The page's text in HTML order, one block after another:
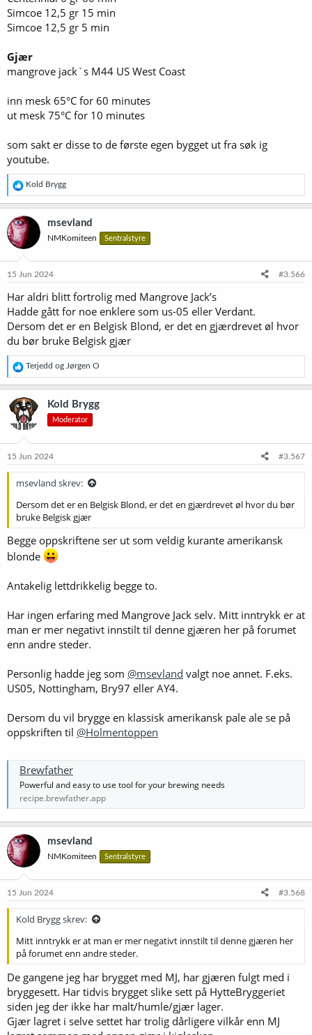
Simcoe 12,5 gr 15 min
Simcoe 12,5 gr 5 min
Gjær
mangrove jack`s M44 US West Coast
inn mesk 65°C for 60 minutes
ut mesk 75°C for 10 minutes
som sakt er disse to de første egen bygget ut fra søk ig
youtube.
R
e
a
k
s
j
o
e
Kold Brygg
msevland
NMKomiteen Sentralstyre
15 Jun 2024 #3.566
Har aldri blitt fortrolig med Mangrove Jack’s
Hadde gått for noe enklere som us-05 eller Verdant.
Dersom det er en Belgisk Blond, er det en gjærdrevet øl hvor
du bør bruke Belgisk gjær
R
e
a
k
s
j
o
e
Terjedd og Jørgen O
Kold Brygg
Moderator
15 Jun 2024 #3.567
msevland skrev:
Dersom det er en Belgisk Blond, er det en gjærdrevet øl hvor du bør
bruke Belgisk gjær
Begge oppskriftene ser ut som veldig kurante amerikansk
blonde
Antakelig lettdrikkelig begge to.
Har ingen erfaring med Mangrove Jack selv. Mitt inntrykk er at
man er mer negativt innstilt til denne gjæren her på forumet
enn andre steder.
Personlig hadde jeg som @msevland valgt noe annet. F.eks.
US05, Nottingham, Bry97 eller AY4.
Dersom du vil brygge en klassisk amerikansk pale ale se på
oppskriften til @Holmentoppen
Brewfather
Powerful and easy to use tool for your brewing needs
recipe.brewfather.app
msevland
NMKomiteen Sentralstyre
15 Jun 2024 #3.568
Kold Brygg skrev:
Mitt inntrykk er at man er mer negativt innstilt til denne gjæren her
på forumet enn andre steder.
De gangene jeg har brygget med MJ, har gjæren fulgt med i
bryggesett. Har tidvis brygget slike sett på HytteBryggeriet
siden jeg der ikke har malt/humle/gjær lager.
Gjær lagret i selve settet har trolig dårligere vilkår enn MJ